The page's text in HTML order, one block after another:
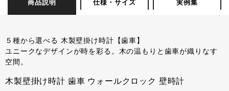
商品説明 仕様・サイズ 実例集
５種から選べる 木製壁掛け時計【歯車】
ユニークなデザインが時を彩る。木の温もりと歯車が織りなす
空間。
木製壁掛け時計 歯車 ウォールクロック 壁時計